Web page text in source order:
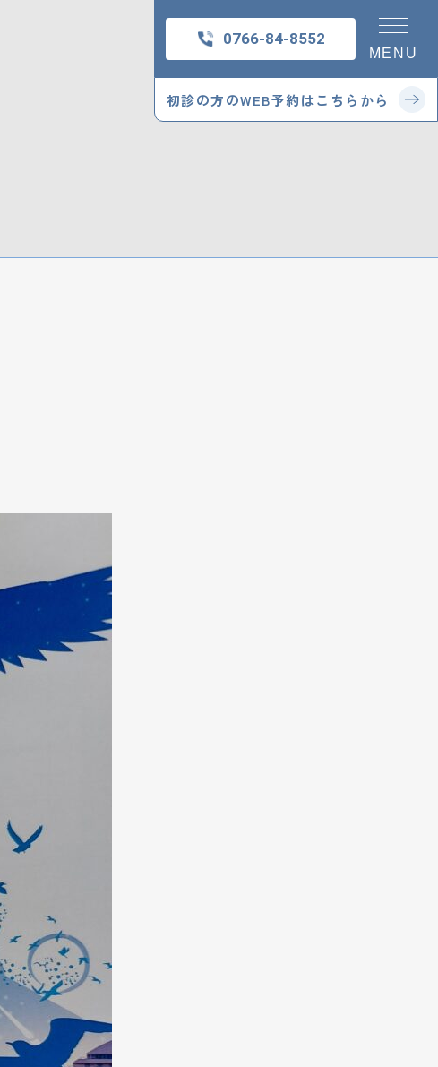
0766-84-8552
MENU
初診の方のWEB予約はこちらから